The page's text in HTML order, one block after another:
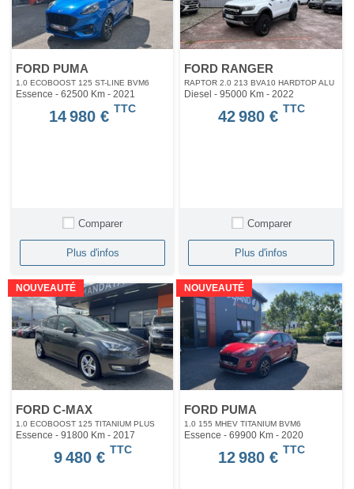
FORD PUMA
1.0 ECOBOOST 125 ST-LINE BVM6
Essence - 62500 Km - 2021
14 980 € TTC
Comparer
Plus d'infos
FORD RANGER
RAPTOR 2.0 213 BVA10 HARDTOP ALU
Diesel - 95000 Km- 2022
42 980 € TTC
Comparer
Plus d'infos
NOUVEAUTÉ
FORD C-MAX
1.0 ECOBOOST 125 TITANIUM PLUS
Essence - 91800 Km - 2017
9 480 € TTC
NOUVEAUTÉ
FORD PUMA
1.0 155 MHEV TITANIUM BVM6
Essence - 69900 Km- 2020
12 980 € TTC